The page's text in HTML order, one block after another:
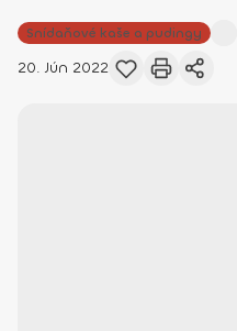
Snídaňové kaše a pudingy
20. Jún 2022